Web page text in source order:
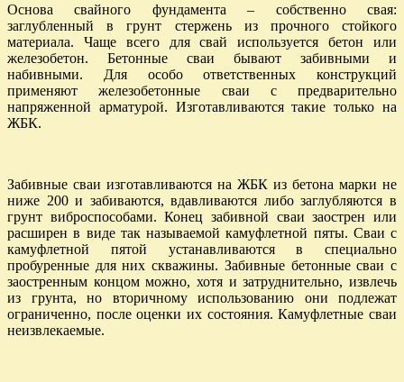
Основа свайного фундамента – собственно свая:
заглубленный в грунт стержень из прочного стойкого
материала. Чаще всего для свай используется бетон или
железобетон. Бетонные сваи бывают забивными и
набивными. Для особо ответственных конструкций
применяют железобетонные сваи с предварительно
напряженной арматурой. Изготавливаются такие только на
ЖБК.
Забивные сваи изготавливаются на ЖБК из бетона марки не
ниже 200 и забиваются, вдавливаются либо заглубляются в
грунт виброспособами. Конец забивной сваи заострен или
расширен в виде так называемой камуфлетной пяты. Сваи с
камуфлетной пятой устанавливаются в специально
пробуренные для них скважины. Забивные бетонные сваи с
заостренным концом можно, хотя и затруднительно, извлечь
из грунта, но вторичному использованию они подлежат
ограниченно, после оценки их состояния. Камуфлетные сваи
неизвлекаемые.